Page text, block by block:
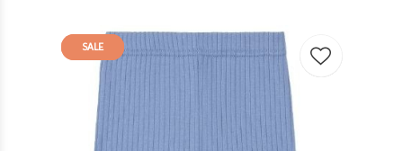
SALE
SALE